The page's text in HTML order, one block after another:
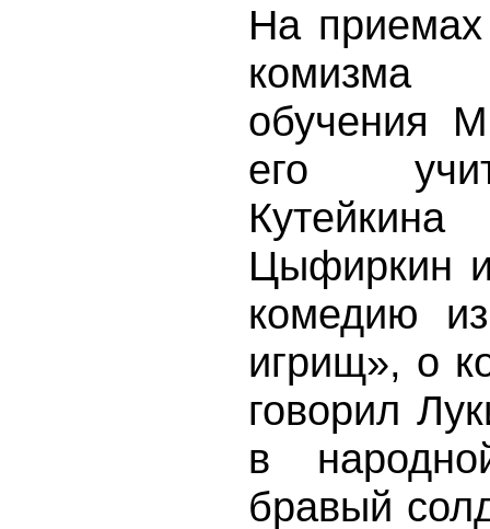
На приемах
комизма
обучения
его
Цыфиркин
комедию
игрищ», о
говорил
в
бравый